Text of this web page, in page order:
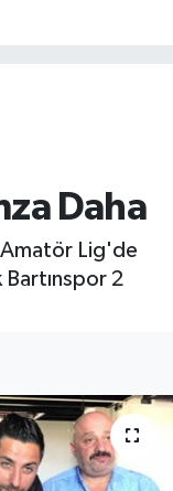
Daha
Lig'de
2